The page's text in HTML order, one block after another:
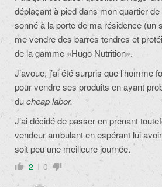
déplaçant à pied dans mon quartier
sonné à la porte de ma résidence (un
me vendredes barres tendres et
de lagamme «Hugo Nutrition».
J’avoue, j’ai été surpris que l’homme
pour vendre ses produits en ayant
ducheap labor.
J’ai décidé de passer en prenant
vendeur ambulant en espérant lui
soit peu une meilleure journée.
2 0